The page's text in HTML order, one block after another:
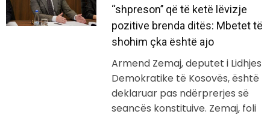
‘‘shpreson’’ që të ketë lëvizje
pozitive brenda ditës: Mbetet të
shohim çka është ajo
Armend Zemaj, deputet i Lidhjes
Demokratike të Kosovës, është
deklaruar pas ndërprerjes së
seancës konstituive. Zemaj, foli